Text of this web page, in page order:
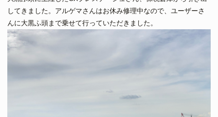
してきました。アルゲマさんはお休み修理中なので、ユーザーさ
んに大黒ふ頭まで乗せて行っていただきました。